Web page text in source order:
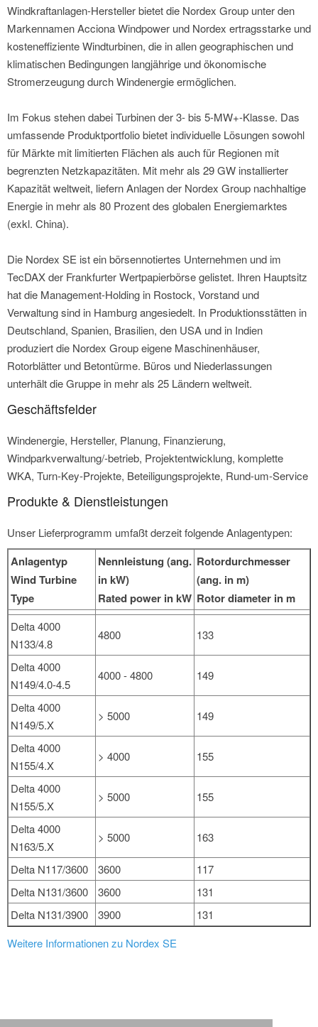
Windkraftanlagen-Hersteller bietet die Nordex Group unter den
Markennamen Acciona Windpower und Nordex ertragsstarke und
kosteneffiziente Windturbinen, die in allen geographischen und
klimatischen Bedingungen langjährige und ökonomische
Stromerzeugung durch Windenergie ermöglichen.
Im Fokus stehen dabei Turbinen der 3- bis 5-MW+-Klasse. Das
umfassende Produktportfolio bietet individuelle Lösungen sowohl
für Märkte mit limitierten Flächen als auch für Regionen mit
begrenzten Netzkapazitäten. Mit mehr als 29 GW installierter
Kapazität weltweit, liefern Anlagen der Nordex Group nachhaltige
Energie in mehr als 80 Prozent des globalen Energiemarktes
(exkl. China).
Die Nordex SE ist ein börsennotiertes Unternehmen und im
TecDAX der Frankfurter Wertpapierbörse gelistet. Ihren Hauptsitz
hat die Management-Holding in Rostock, Vorstand und
Verwaltung sind in Hamburg angesiedelt. In Produktionsstätten in
Deutschland, Spanien, Brasilien, den USA und in Indien
produziert die Nordex Group eigene Maschinenhäuser,
Rotorblätter und Betontürme. Büros und Niederlassungen
unterhält die Gruppe in mehr als 25 Ländern weltweit.
Geschäftsfelder
Windenergie, Hersteller, Planung, Finanzierung,
Windparkverwaltung/-betrieb, Projektentwicklung, komplette
WKA, Turn-Key-Projekte, Beteiligungsprojekte, Rund-um-Service
Produkte & Dienstleistungen
Unser Lieferprogramm umfaßt derzeit folgende Anlagentypen:
Anlagentyp
Wind Turbine
Type
Nennleistung (ang.
in kW)
Rated power in kW
Rotordurchmesser
(ang. in m)
Rotor diameter in m
Delta 4000
N133/4.8
4800 133
Delta 4000
N149/4.0-4.5
4000 - 4800 149
Delta 4000
N149/5.X
> 5000 149
Delta 4000
N155/4.X
> 4000 155
Delta 4000
N155/5.X
> 5000 155
Delta 4000
N163/5.X
> 5000 163
Delta N117/3600 3600
117
Delta N131/3600
3600
131
Delta N131/3900
3900
131
Weitere Informationen zu Nordex SE